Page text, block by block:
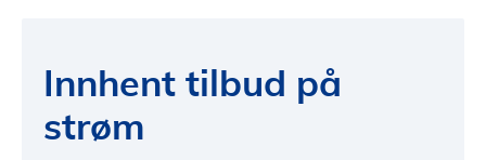
Innhent tilbud på
strøm